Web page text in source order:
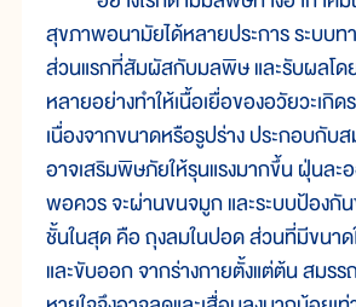
สุขภาพอนามัยได้หลายประการ ระบบท
ส่วนแรกที่สัมผัสกับมลพิษ และรับผลโ
หลายอย่างทำให้เนื้อเยื่อของอวัยวะเกิด
เนื่องจากขนาดหรือรูปร่าง ประกอบกับ
อาจเสริมพิษภัยให้รุนแรงมากขึ้น ฝุ่นละ
พอควร จะผ่านขนจมูก และระบบป้องกัน
ชั้นในสุด คือ ถุงลมในปอด ส่วนที่มีขนา
และขับออก จากร่างกายตั้งแต่ต้น สมรร